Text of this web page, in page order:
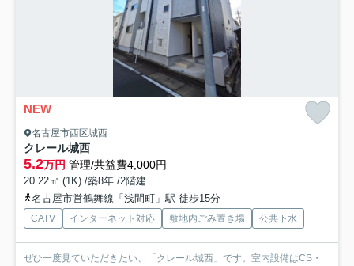
NEW
名古屋市西区城西
クレール城西
5.2万円 管理/共益費4,000円
20.22㎡ (1K) /築8年 /2階建
名古屋市営鶴舞線「浅間町」駅 徒歩15分
CATV インターネット対応 敷地内ごみ置き場 公共下水
ぜひ一度見ていただきたい、「クレール城西」です。室内設備はCS・